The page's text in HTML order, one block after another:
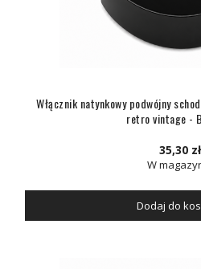
Włącznik natynkowy podwójny
retro vintage -
35,30 zł
W
Dodaj do